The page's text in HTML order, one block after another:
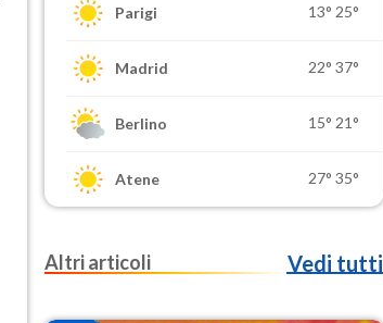
Parigi 13° 25°
Madrid 22° 37°
Berlino 15° 21°
Atene 27° 35°
Altri articoli Vedi tutti